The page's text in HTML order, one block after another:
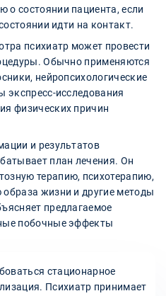
состоянии пациента, если
идти на контакт.
психиатр может провести
Обычно применяются
нейропсихологические
экспресс-исследования
физических причин
и результатов
план лечения. Он
терапию, психотерапию,
жизни и другие методы
предлагаемое
побочные эффекты
стационарное
Психиатр принимает